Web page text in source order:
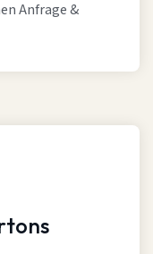
Anfrage &